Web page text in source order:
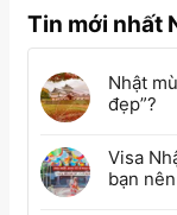
Tin mới nhất
Nhật
đẹp”?
Visa
bạn